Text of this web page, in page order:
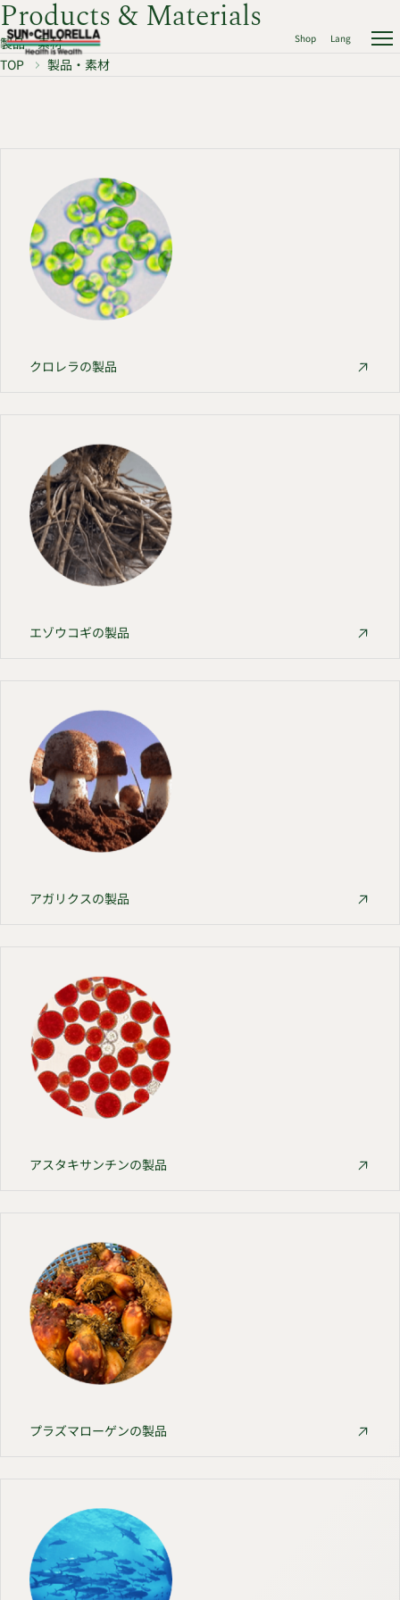
Shop Lang
Products & Materials
製品・素材
TOP
製品・素材
クロレラの製品
エゾウコギの製品
アガリクスの製品
アスタキサンチンの製品
プラズマローゲンの製品